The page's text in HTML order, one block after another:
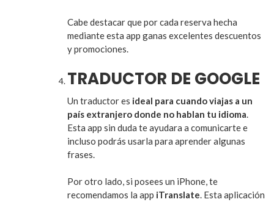
Cabe destacar que por cada reserva hecha
mediante esta app ganas excelentes descuentos
y promociones.
TRADUCTOR DE GOOGLE
Un traductor es ideal para cuando viajas a un
país extranjero donde no hablan tu idioma.
Esta app sin duda te ayudara a comunicarte e
incluso podrás usarla para aprender algunas
frases.
Por otro lado, si posees un iPhone, te
recomendamos la app iTranslate. Esta aplicación